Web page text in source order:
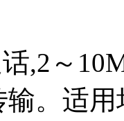
,2～
输。适